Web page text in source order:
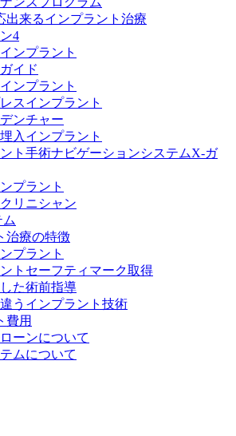
4
ンプラント
イド
ンプラント
スインプラント
ンチャー
入インプラント
ト手術ナビゲーションシステムX-ガ
プラント
リニシャン
プラント
トセーフティマーク取得
た術前指導
うインプラント技術
ーンについて
ムについて